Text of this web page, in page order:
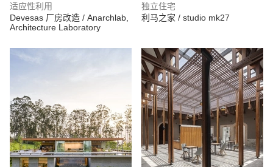
适应性利用
Devesas 厂房改造 / Anarchlab,
Architecture Laboratory
独立住宅
利马之家 / studio mk27